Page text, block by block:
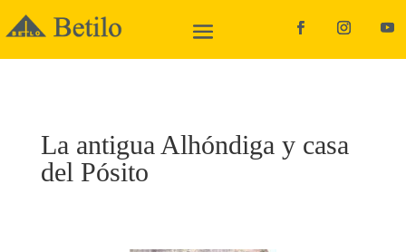
La antigua Alhóndiga y casa
del Pósito